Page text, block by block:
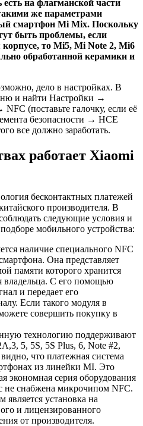
на флагманской части
же параметрами
смартфон Mi Mix. Поскольку
быть проблемы, если
то Mi5, Mi Note 2, Mi6
обработанной керамики и
дело в настройках. В
и найти Настройки →
(поставьте галочку, если её
безопасности → HCE
все должно заработать.
работает Xiaomi
бесконтактных платежей
производителя. В
следующие условия и
мобильного устройства:
наличие специального NFC
Она представляет
памяти которого хранится
владельца. С его помощью
и передает его
Если такого модуля в
совершить покупку в
технологию поддерживают
5, 5S, 5S Plus, 6, Note #2,
что платежная система
из линейки MI. Это
экономная серия оборудования
не снабжена микрочипом NFC.
установка на
и лицензированного
от производителя.